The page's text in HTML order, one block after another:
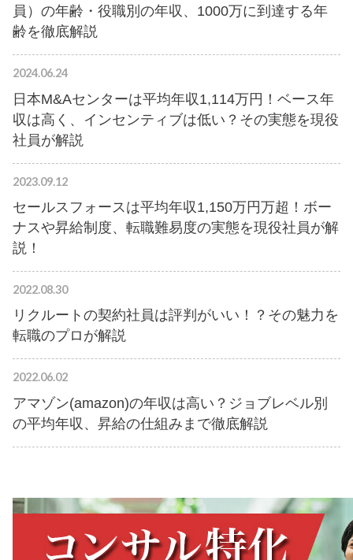
員）の年齢・役職別の年収、1000万に到達する年
齢を徹底解説
2024.06.24
日本M&Aセンターは平均年収1,114万円！ベース年
収は高く、インセンティブは低い？その実態を現役
社員が解説
2023.09.12
セールスフォースは平均年収1,150万円万超！ボー
ナスや昇給制度、転職難易度の実態を現役社員が解
説！
2022.08.30
リクルートの契約社員は評判がいい！？その魅力を
転職のプロが解説
2022.06.02
アマゾン(amazon)の年収は高い？ジョブレベル別
の平均年収、昇給の仕組みまで徹底解説